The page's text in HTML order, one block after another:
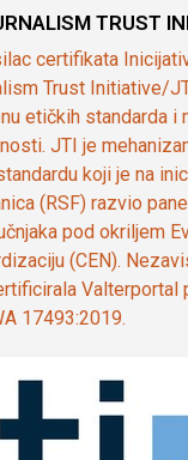
TRUST
certifikata
Trust Initiative/
etičkih standarda i
JTI je
koji je na
(RSF) razvio
pod okriljem
(CEN).
Valterportal
17493:2019.